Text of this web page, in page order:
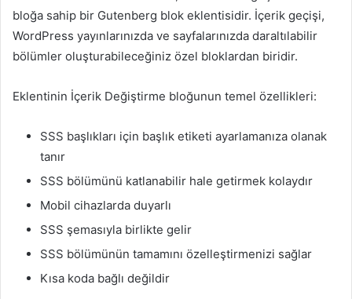
bloğa sahip bir Gutenberg blok eklentisidir. İçerik geçişi,
WordPress yayınlarınızda ve sayfalarınızda daraltılabilir
bölümler oluşturabileceğiniz özel bloklardan biridir.
Eklentinin İçerik Değiştirme bloğunun temel özellikleri:‌
SSS başlıkları için başlık etiketi ayarlamanıza olanak
tanır
SSS bölümünü katlanabilir hale getirmek kolaydır
Mobil cihazlarda duyarlı
SSS şemasıyla birlikte gelir
SSS bölümünün tamamını özelleştirmenizi sağlar
Kısa koda bağlı değildir